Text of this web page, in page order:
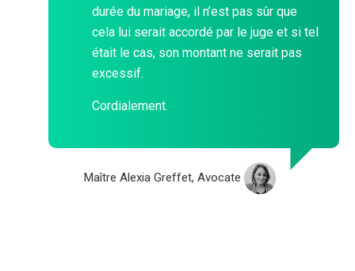
durée du mariage, il n’est pas sûr que
cela lui serait accordé par le juge et si tel
était le cas, son montant ne serait pas
excessif.
Cordialement.
Maître Alexia Greffet, Avocate